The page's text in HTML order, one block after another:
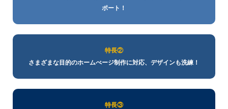
ポート！
特長②
さまざまな目的のホームぺージ制作に対応、デザインも洗練！
特長③